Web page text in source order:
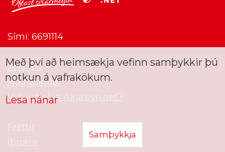
Sími: 6691114
Ritstjóri
Auglýsingar
Viltu styrkja Akureyri.net?
Fréttir
Íþróttir
Með því að heimsækja vefinn samþykkir þú
notkun á vafrakökum.
Lesa nánar
Samþykkja